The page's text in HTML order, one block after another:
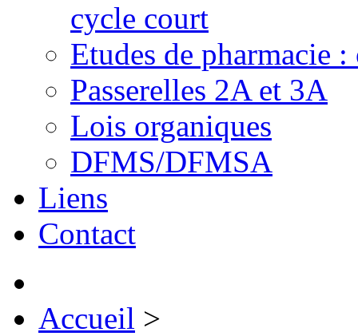
cycle court
Etudes de pharmacie
Passerelles 2A et 3A
Lois organiques
DFMS/DFMSA
Liens
Contact
Accueil >